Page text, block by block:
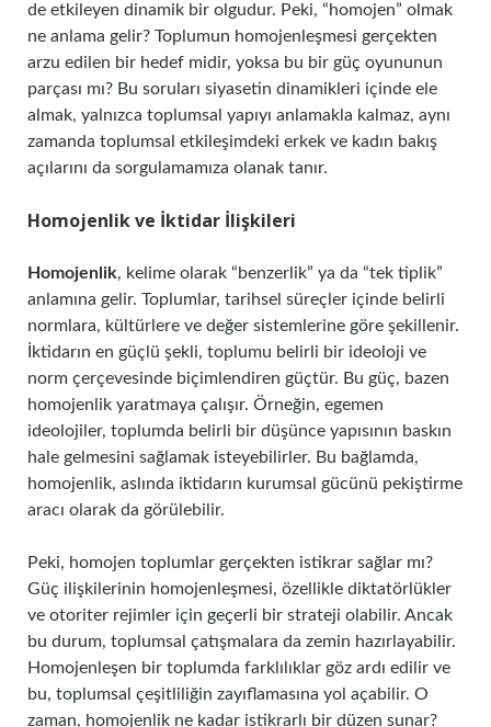
de etkileyen dinamik bir olgudur. Peki, “homojen” olmak
ne anlama gelir? Toplumun homojenleşmesi gerçekten
arzu edilen bir hedef midir, yoksa bu bir güç oyununun
parçası mı? Bu soruları siyasetin dinamikleri içinde ele
almak, yalnızca toplumsal yapıyı anlamakla kalmaz, aynı
zamanda toplumsal etkileşimdeki erkek ve kadın bakış
açılarını da sorgulamamıza olanak tanır.
Homojenlik ve İktidar İlişkileri
Homojenlik, kelime olarak “benzerlik” ya da “tek tiplik”
anlamına gelir. Toplumlar, tarihsel süreçler içinde belirli
normlara, kültürlere ve değer sistemlerine göre şekillenir.
İktidarın en güçlü şekli, toplumu belirli bir ideoloji ve
norm çerçevesinde biçimlendiren güçtür. Bu güç, bazen
homojenlik yaratmaya çalışır. Örneğin, egemen
ideolojiler, toplumda belirli bir düşünce yapısının baskın
hale gelmesini sağlamak isteyebilirler. Bu bağlamda,
homojenlik, aslında iktidarın kurumsal gücünü pekiştirme
aracı olarak da görülebilir.
Peki, homojen toplumlar gerçekten istikrar sağlar mı?
Güç ilişkilerinin homojenleşmesi, özellikle diktatörlükler
ve otoriter rejimler için geçerli bir strateji olabilir. Ancak
bu durum, toplumsal çatışmalara da zemin hazırlayabilir.
Homojenleşen bir toplumda farklılıklar göz ardı edilir ve
bu, toplumsal çeşitliliğin zayıflamasına yol açabilir. O
zaman, homojenlik ne kadar istikrarlı bir düzen sunar?